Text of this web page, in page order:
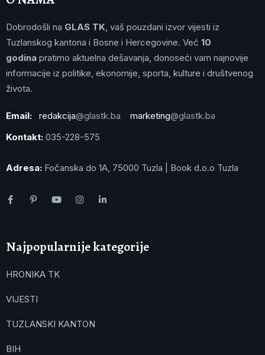
Dobrodošli na GLAS TK , vaš pouzdani izvor vijesti iz
Tuzlanskog kantona i Bosne i Hercegovine. Već 10
godina pratimo aktuelna dešavanja, donoseći vam najnovije
informacije iz politike, ekonomije, sporta, kulture i društvenog
života.
Email: redakcija@glastk.ba marketing@glastk.ba
Kontakt: 035-228-575
Adresa: Fočanska do 1A, 75000 Tuzla | Book d.o.o Tuzla
Najpopularnije kategorije
HRONIKA TK
VIJESTI
TUZLANSKI KANTON
BIH